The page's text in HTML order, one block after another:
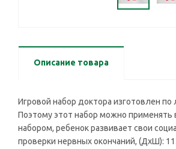
Описание товара
Игровой набор доктора изготовлен
Поэтому этот набор можно применять
набором, ребенок развивает свои
проверки нервных окончаний, (ДхШ):